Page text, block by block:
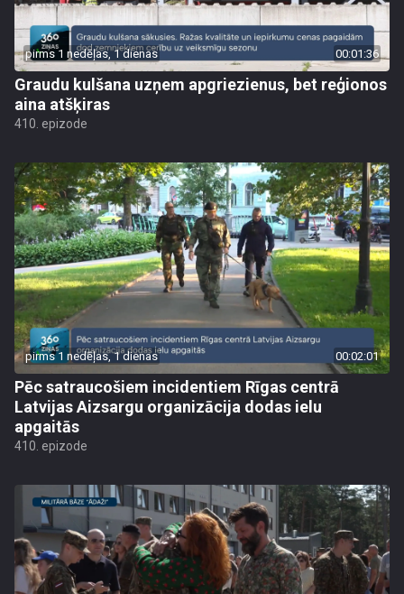
pirms 1 nedēļas, 1 dienas 00:01:36
Graudu kulšana uzņem apgriezienus, bet reģionos
aina atšķiras
410. epizode
pirms 1 nedēļas, 1 dienas 00:02:01
Pēc satraucošiem incidentiem Rīgas centrā
Latvijas Aizsargu organizācija dodas ielu
apgaitās
410. epizode